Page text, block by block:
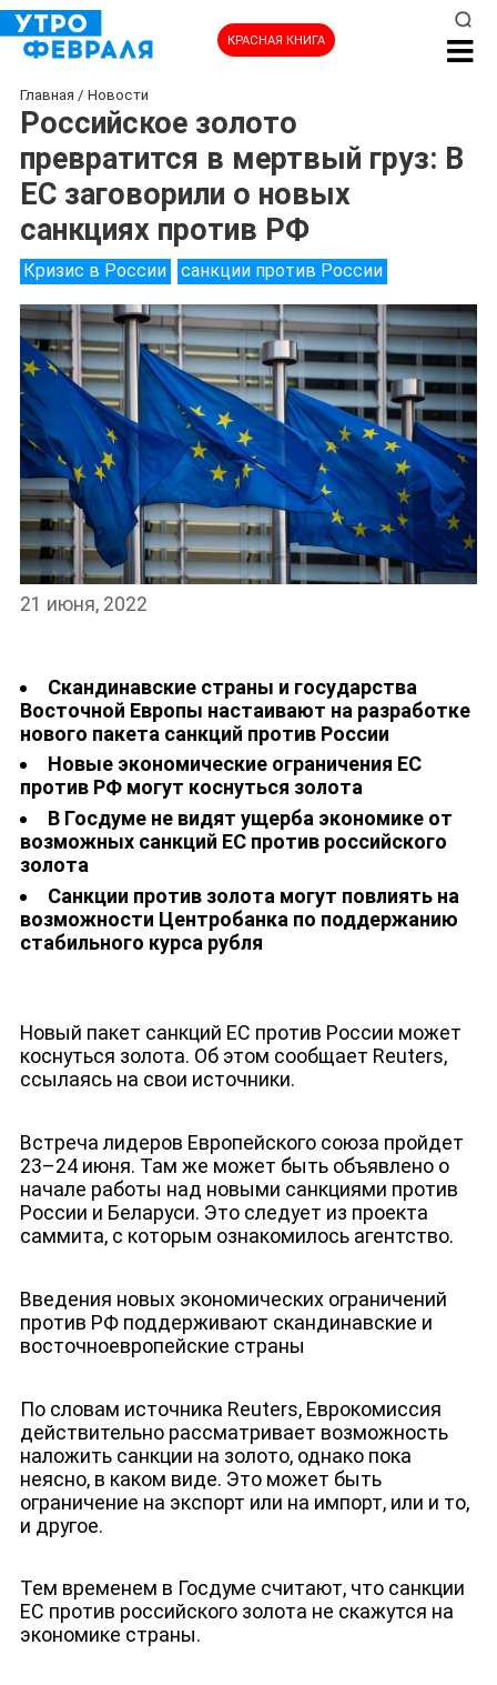
КРАСНАЯ КНИГА
НОВОСТИ
ДЕПУТАТЫ К СЪЕЗДУ
Главная / Новости
Российское золото
превратится в мертвый груз: В
ЕС заговорили о новых
санкциях против РФ
Кризис в России санкции против России
21 июня, 2022
Скандинавские страны и государства
Восточной Европы настаивают на разработке
нового пакета санкций против России
Новые экономические ограничения ЕС
против РФ могут коснуться золота
В Госдуме не видят ущерба экономике от
возможных санкций ЕС против российского
золота
Санкции против золота могут повлиять на
возможности Центробанка по поддержанию
стабильного курса рубля
Новый пакет санкций ЕС против России может
коснуться золота. Об этом сообщает Reuters,
ссылаясь на свои источники.
Встреча лидеров Европейского союза пройдет
23–24 июня. Там же может быть объявлено о
начале работы над новыми санкциями против
России и Беларуси. Это следует из проекта
саммита, с которым ознакомилось агентство.
Введения новых экономических ограничений
против РФ поддерживают скандинавские и
восточноевропейские страны
По словам источника Reuters, Еврокомиссия
действительно рассматривает возможность
наложить санкции на золото, однако пока
неясно, в каком виде. Это может быть
ограничение на экспорт или на импорт, или и то,
и другое.
Тем временем в Госдуме считают, что санкции
ЕС против российского золота не скажутся на
экономике страны.